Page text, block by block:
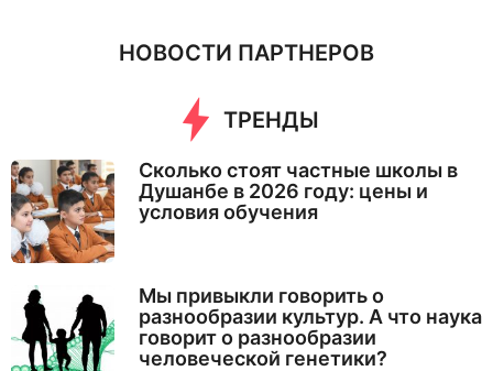
НОВОСТИ ПАРТНЕРОВ
ТРЕНДЫ
Сколько стоят частные школы в
Душанбе в 2026 году: цены и
условия обучения
Мы привыкли говорить о
разнообразии культур. А что наука
говорит о разнообразии
человеческой генетики?